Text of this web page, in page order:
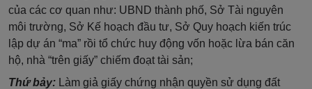
của các cơ quan như: UBND thành phố, Sở Tài nguyên
môi trường, Sở Kế hoạch đầu tư, Sở Quy hoạch kiến trúc
lập dự án “ma” rồi tổ chức huy động vốn hoặc lừa bán căn
hộ, nhà “trên giấy” chiếm đoạt tài sản;
Thứ bảy: Làm giả giấy chứng nhận quyền sử dụng đất